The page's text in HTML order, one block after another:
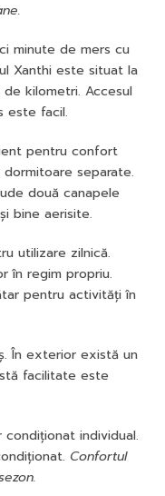
minute de mers cu
Xanthi este situat la
kilometri. Accesul
este facil.
pentru confort
separate.
două canapele
bine aerisite.
utilizare zilnică.
în regim propriu.
pentru activități în
În exterior există un
facilitate este
individual.
Confortul